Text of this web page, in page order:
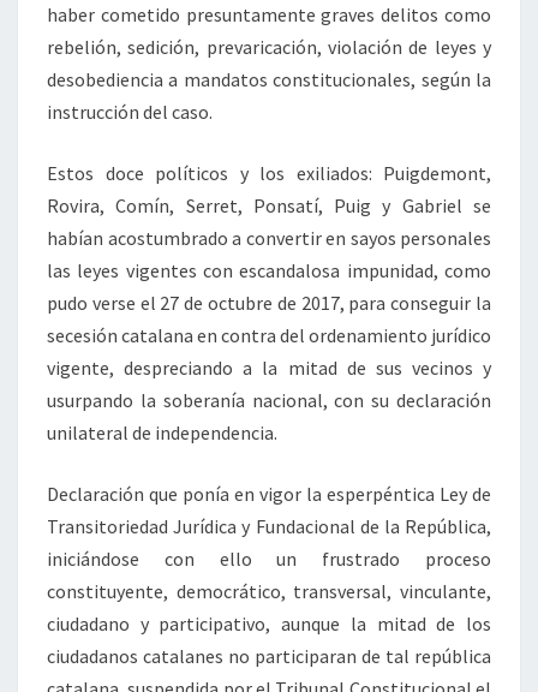
haber cometido presuntamente graves delitos como
rebelión, sedición, prevaricación, violación de leyes y
desobediencia a mandatos constitucionales, según la
instrucción del caso.
Estos doce políticos y los exiliados: Puigdemont,
Rovira, Comín, Serret, Ponsatí, Puig y Gabriel se
habían acostumbrado a convertir en sayos personales
las leyes vigentes con escandalosa impunidad, como
pudo verse el 27 de octubre de 2017, para conseguir la
secesión catalana en contra del ordenamiento jurídico
vigente, despreciando a la mitad de sus vecinos y
usurpando la soberanía nacional, con su declaración
unilateral de independencia.
Declaración que ponía en vigor la esperpéntica Ley de
Transitoriedad Jurídica y Fundacional de la República,
iniciándose con ello un frustrado proceso
constituyente, democrático, transversal, vinculante,
ciudadano y participativo, aunque la mitad de los
ciudadanos catalanes no participaran de tal república